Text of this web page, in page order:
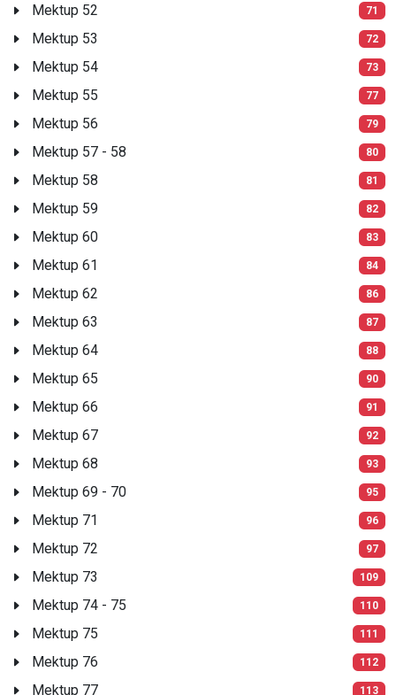
Mektup 52 71
Mektup 53 72
Mektup 54 73
Mektup 55 77
Mektup 56 79
Mektup 57 - 58 80
Mektup 58 81
Mektup 59 82
Mektup 60 83
Mektup 61 84
Mektup 62 86
Mektup 63 87
Mektup 64 88
Mektup 65 90
Mektup 66 91
Mektup 67 92
Mektup 68 93
Mektup 69 - 70 95
Mektup 71 96
Mektup 72 97
Mektup 73 109
Mektup 74 - 75 110
Mektup 75 111
Mektup 76 112
Mektup 77 113